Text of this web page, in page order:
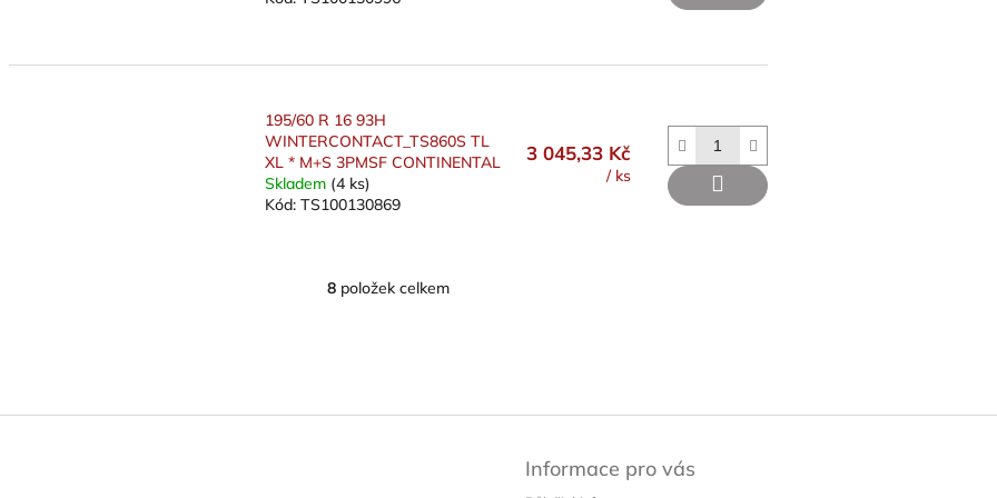
195/60 R 16 93H
WINTERCONTACT_TS860S TL
XL * M+S 3PMSF CONTINENTAL
Skladem (4 ks)
Kód: TS100130869
3 045,33 Kč
/ ks
O
c
8 položek celkem
Informace pro vás